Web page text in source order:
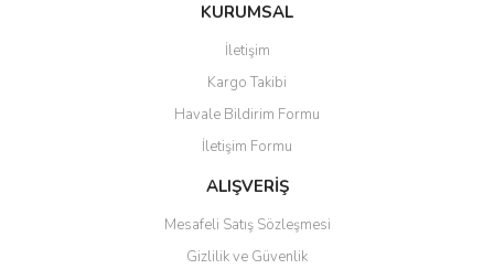
KURUMSAL
İletişim
Kargo Takibi
Havale Bildirim Formu
İletişim Formu
ALIŞVERİŞ
Mesafeli Satış Sözleşmesi
Gizlilik ve Güvenlik